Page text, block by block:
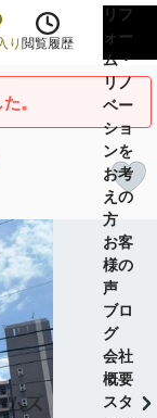
り 閲覧履歴
リフ
ォー
ム・
リノ
ベー
ショ
ンを
お考
えの
方
お客
様の
声
ブロ
グ
会社
概要
スタ
。